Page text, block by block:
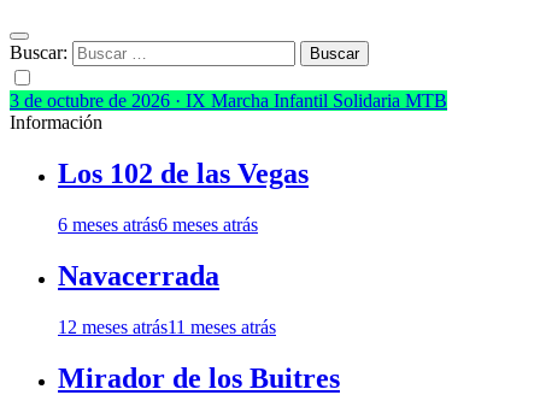
Buscar:
3 de octubre de 2026 · IX Marcha Infantil Solidaria MTB
Información
Los 102 de las Vegas
6 meses atrás6 meses atrás
Navacerrada
12 meses atrás11 meses atrás
Mirador de los Buitres